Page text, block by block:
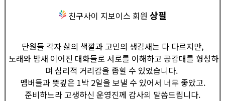
친구사이 지보이스 회원 상필
단원들 각자 삶의 색깔과 고민의 생김새는 다 다르지만,
노래와 밤새 이어진 대화들로 서로를 이해하고 공감대를 형성하
며 심리적 거리감을 좁힐 수 있었습니다.
멤버들과 뜻깊은 1박 2일을 보낼 수 있어서 너무 좋았고.
준비하느라 고생하신 운영진께 감사의 말씀드립니다.